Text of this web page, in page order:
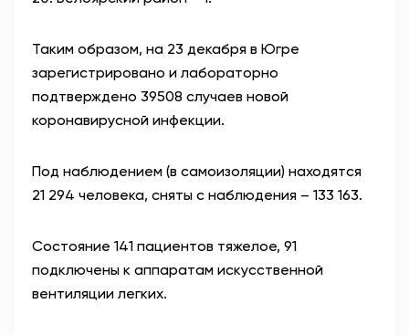
Таким образом, на 23 декабря в Югре
зарегистрировано и лабораторно
подтверждено 39508 случаев новой
коронавирусной инфекции.
Под наблюдением (в самоизоляции) находятся
21 294 человека, сняты с наблюдения – 133 163.
Состояние 141 пациентов тяжелое, 91
подключены к аппаратам искусственной
вентиляции легких.